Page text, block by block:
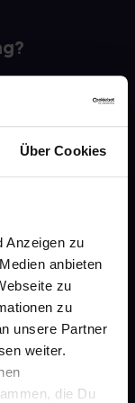
Über Cookies
Anzeigen zu
anbieten
zu
zu
unsere Partner
weiter.
die Du